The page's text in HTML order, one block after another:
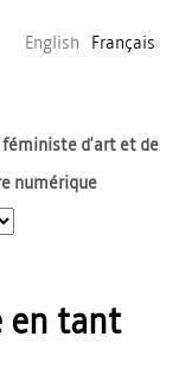
English
Français
féministe d'art et de
numérique
en tant